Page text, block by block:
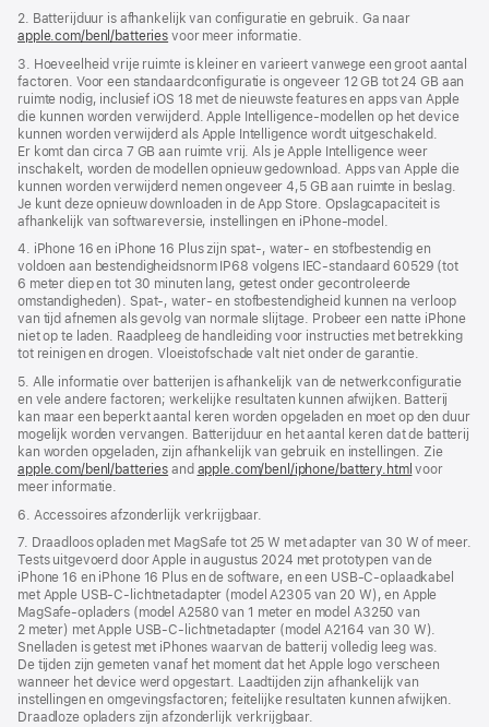
2. Batterijduur is afhankelijk van configuratie en gebruik. Ga naar
apple.com/benl/batteries voor meer informatie.
3. Hoeveelheid vrije ruimte is kleiner en varieert vanwege een groot aantal
factoren. Voor een standaard­­configuratie is ongeveer 12 GB tot 24 GB aan
ruimte nodig, inclusief iOS 18 met de nieuwste features en apps van Apple
die kunnen worden verwijderd. Apple Intelligence-modellen op het device
kunnen worden verwijderd als Apple Intelligence wordt uitgeschakeld.
Er komt dan circa 7 GB aan ruimte vrij. Als je Apple Intelligence weer
inschakelt, worden de modellen opnieuw gedownload. Apps van Apple die
kunnen worden verwijderd nemen ongeveer 4,5 GB aan ruimte in beslag.
Je kunt deze opnieuw downloaden in de App Store. Opslagcapaciteit is
afhankelijk van softwareversie, instellingen en iPhone‑model.
4. iPhone 16 en iPhone 16 Plus zijn spat‑, water‑ en stofbestendig en
voldoen aan bestendigheidsnorm IP68 volgens IEC‑standaard 60529 (tot
6 meter diep en tot 30 minuten lang, getest onder gecontroleerde
omstandigheden). Spat-, water- en stofbestendigheid kunnen na verloop
van tijd afnemen als gevolg van normale slijtage. Probeer een natte iPhone
niet op te laden. Raadpleeg de handleiding voor instructies met betrekking
tot reinigen en drogen. Vloeistof­­schade valt niet onder de garantie.
5. Alle informatie over batterijen is afhankelijk van de netwerkconfiguratie
en vele andere factoren; werkelijke resultaten kunnen afwijken. Batterij
kan maar een beperkt aantal keren worden opgeladen en moet op den duur
mogelijk worden vervangen. Batterijduur en het aantal keren dat de batterij
kan worden opgeladen, zijn afhankelijk van gebruik en instellingen. Zie
apple.com/benl/batteries and apple.com/benl/iphone/battery.html voor
meer informatie.
6. Accessoires afzonderlijk verkrijgbaar.
7. Draadloos opladen met MagSafe tot 25 W met adapter van 30 W of meer.
Tests uitgevoerd door Apple in augustus 2024 met prototypen van de
iPhone 16 en iPhone 16 Plus en de software, en een USB‑C‑oplaad­kabel
met Apple USB‑C-lichtnet­adapter (model A2305 van 20 W), en Apple
MagSafe‑opladers (model A2580 van 1 meter en model A3250 van
2 meter) met Apple USB‑C-lichtnet­adapter (model A2164 van 30 W).
Snelladen is getest met iPhones waarvan de batterij volledig leeg was.
De tijden zijn gemeten vanaf het moment dat het Apple logo verscheen
wanneer het device werd opgestart. Laadtijden zijn afhankelijk van
instellingen en omgevings­factoren; feitelijke resultaten kunnen afwijken.
Draadloze opladers zijn afzonderlijk verkrijgbaar.